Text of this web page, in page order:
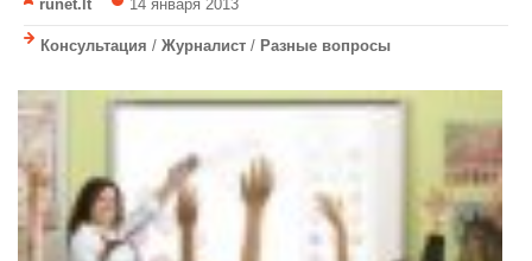
runet.lt 14 января 2013
Консультация / Журналист / Разные вопросы